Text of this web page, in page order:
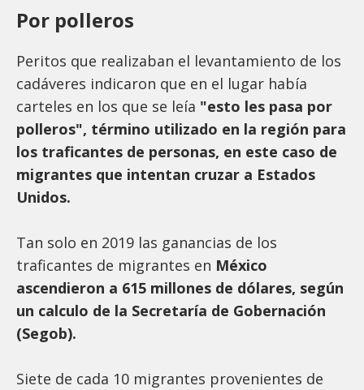
Por polleros
Peritos que realizaban el levantamiento de los
cadáveres indicaron que en el lugar había
carteles en los que se leía "esto les pasa por
polleros", término utilizado en la región para
los traficantes de personas, en este caso de
migrantes que intentan cruzar a Estados
Unidos.
Tan solo en 2019 las ganancias de los
traficantes de migrantes en México
ascendieron a 615 millones de dólares, según
un calculo de la Secretaría de Gobernación
(Segob).
Siete de cada 10 migrantes provenientes de